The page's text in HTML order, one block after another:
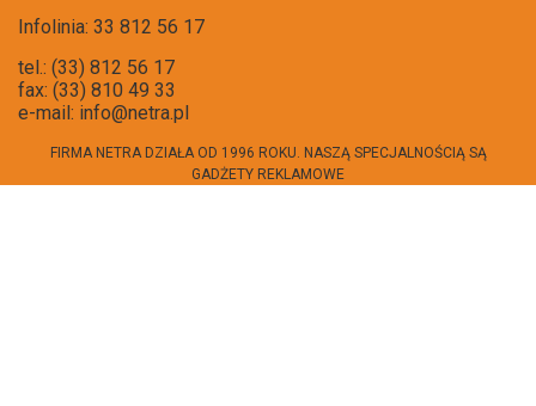
Infolinia: 33 812 56 17
tel.: (33) 812 56 17
fax: (33) 810 49 33
e-mail: info@netra.pl
FIRMA NETRA DZIAŁA OD 1996 ROKU. NASZĄ SPECJALNOŚCIĄ SĄ
GADŻETY REKLAMOWE